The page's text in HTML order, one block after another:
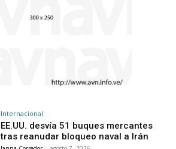
Internacional
EE.UU. desvía 51 buques mercantes
tras reanudar bloqueo naval a Irán